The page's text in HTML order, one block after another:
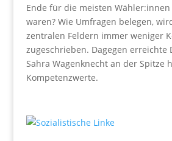
Ende für die meisten
waren? Wie Umfragen belegen,
zentralen Feldern immer weniger
zugeschrieben. Dagegen erreichte
Sahra Wagenknecht an der Spitze
Kompetenzwerte.